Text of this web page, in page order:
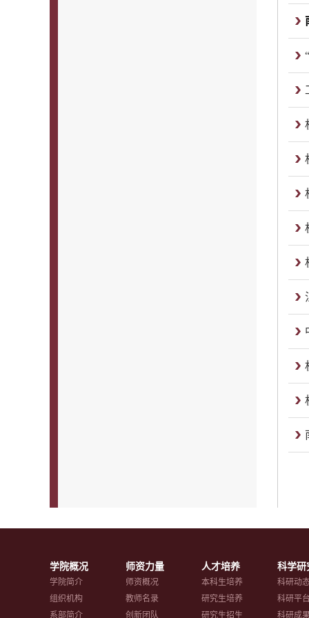
学院概况
学院简介
组织机构
系部简介
师资力量
师资概况
教师名录
创新团队
人才培养
本科生培养
研究生培养
研究生招生
科学研
科研动
科研平
科研成